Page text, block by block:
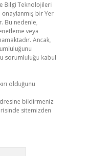
Bilgi Teknolojileri
bir Yer
Bu nedenle,
veya
Ancak,
sorumluluğu kabul
olduğunu
bildirmeniz
sitemizden